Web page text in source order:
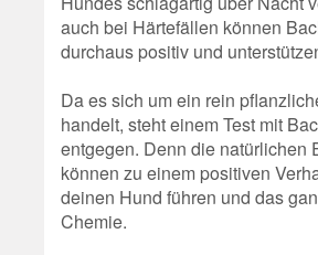
auch bei Härtefällen können
durchaus positiv und
Da es sich um ein rein
handelt, steht einem Test mit
entgegen. Denn die natürlichen
können zu einem positiven
deinen Hund führen und das
Chemie.